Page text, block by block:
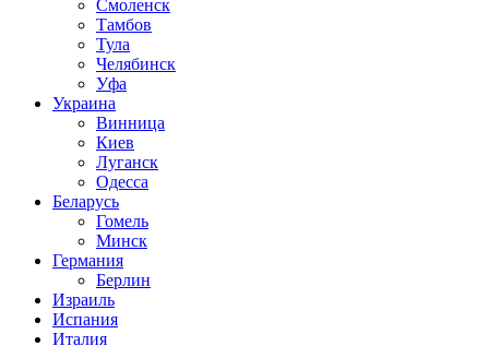
Смоленск
Тамбов
Тула
Челябинск
Уфа
Украина
Винница
Киев
Луганск
Одесса
Беларусь
Гомель
Минск
Германия
Берлин
Израиль
Испания
Италия